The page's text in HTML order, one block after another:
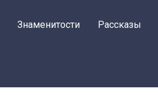
Знаменитости Рассказы